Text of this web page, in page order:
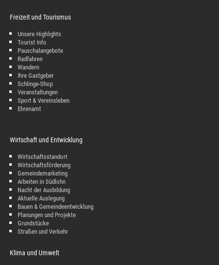
Freizeit und Tourismus
Unsere Highlights
Tourist Info
Pauschalangebote
Radfahren
Wandern
Ihre Gastgeber
Schlinge-Shop
Veranstaltungen
Sport & Vereinsleben
Ehrenamt
Wirtschaft und Entwicklung
Wirtschaftsstandort
Wirtschaftsförderung
Gemeindemarketing
Arbeiten in Südlohn
Nacht der Ausbildung
Aktuelle Auslegung
Bauen & Gemeindeentwicklung
Planungen und Projekte
Grundstücke
Straßen und Verkehr
Klima und Umwelt